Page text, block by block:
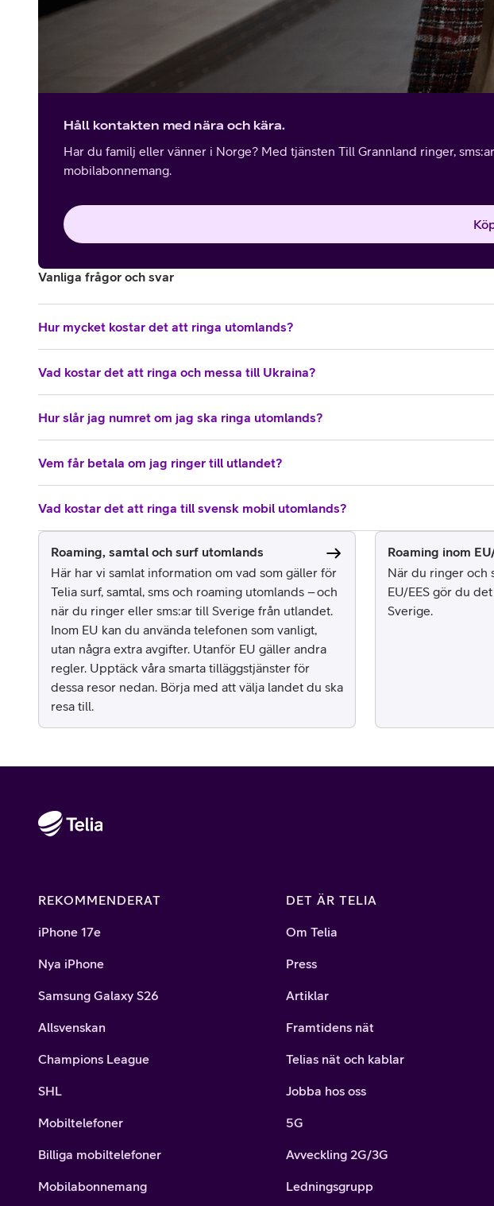
Håll kontakten med nära och kära.
Har du familj eller vänner i Norge? Med tjänsten Till Grannland ringer,
mobilabonnemang.
Vanliga frågor och svar
Hur mycket kostar det att ringa utomlands?
Vad kostar det att ringa och messa till Ukraina?
Hur slår jag numret om jag ska ringa utomlands?
Vem får betala om jag ringer till utlandet?
Vad kostar det att ringa till svensk mobil utomlands?
Roaming, samtal och surf utomlands
Här har vi samlat information om vad som gäller för
Telia surf, samtal, sms och roaming utomlands – och
när du ringer eller sms:ar till Sverige från utlandet.
Inom EU kan du använda telefonen som vanligt,
utan några extra avgifter. Utanför EU gäller andra
regler. Upptäck våra smarta tilläggstjänster för
dessa resor nedan. Börja med att välja landet du ska
resa till.
Roaming inom
När du ringer och
EU/EES gör du
Sverige.
REKOMMENDERAT
iPhone 17e
Nya iPhone
Samsung Galaxy S26
Allsvenskan
Champions League
SHL
Mobiltelefoner
Billiga mobiltelefoner
Mobilabonnemang
DET ÄR TELIA
Om Telia
Press
Artiklar
Framtidens nät
Telias nät och kablar
Jobba hos oss
5G
Avveckling 2G/3G
Ledningsgrupp